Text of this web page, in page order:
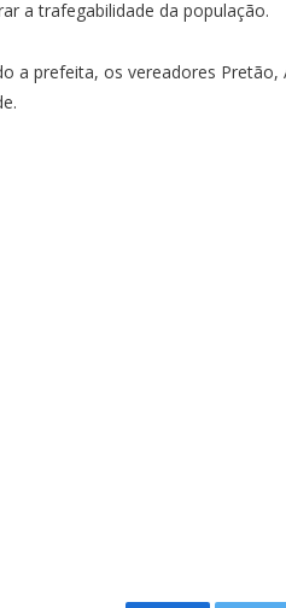
a trafegabilidade da população.
a prefeita, os vereadores Pretão,